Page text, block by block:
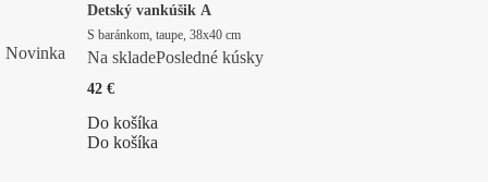
Novinka
Detský vankúšik A
S baránkom, taupe, 38x40 cm
Na skladePosledné kúsky
42 €
Do košíka
Do košíka